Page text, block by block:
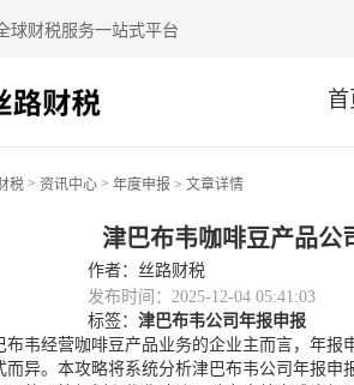
球财税服务一站式平台
首
税 > 资讯中心 > 年度申报 > 文章详情
津巴布韦咖啡豆产品公
作者：丝路财税
发布时间：2025-12-04 05:41:03
标签： 津巴布韦公司年报申报
布韦经营咖啡豆产品业务的企业主而言，年
而异。本攻略将系统分析津巴布韦公司年报